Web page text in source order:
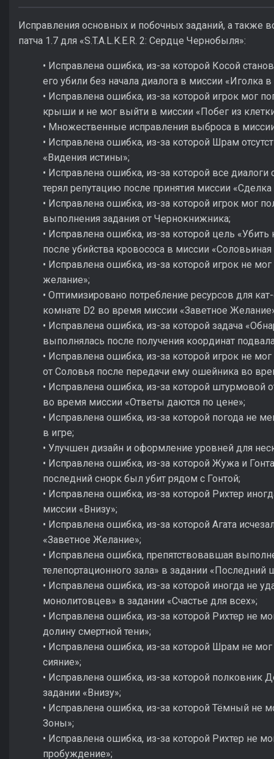
Исправления основных и побочных заданий, а также
патча 1.7 для «S.T.A.L.K.E.R. 2: Сердце Чернобыля»:
• Исправлена ошибка, из-за которой Косой
его убили без начала диалога в миссии «Иголка в
• Исправлена ошибка, из-за которой игрок мог
крыши и не мог выйти в миссии «Побег из
• Множественные исправления выброса в
• Исправлена ошибка, из-за которой Шрам
«Видения истины»;
• Исправлена ошибка, из-за которой все
терял репутацию после принятия миссии
• Исправлена ошибка, из-за которой игрок мог
выполнения задания от Чернокнижника;
• Исправлена ошибка, из-за которой цель «Убить
после убийства кровососа в миссии «Соловьиная
• Исправлена ошибка, из-за которой игрок не
желание»;
• Оптимизировано потребление ресурсов для
комнате D2 во время миссии «Заветное
• Исправлена ошибка, из-за которой задача
выполнялась после получения координат
• Исправлена ошибка, из-за которой игрок не
от Соловья после передачи ему ошейника во
• Исправлена ошибка, из-за которой штурмовой
во время миссии «Ответы даются по цене»;
• Исправлена ошибка, из-за которой погода не
в игре;
• Улучшен дизайн и оформление уровней для
• Исправлена ошибка, из-за которой Жужа и
последний снорк был убит рядом с Гонтой;
• Исправлена ошибка, из-за которой Рихтер
миссии «Внизу»;
• Исправлена ошибка, из-за которой Агата
«Заветное Желание»;
• Исправлена ошибка, препятствовавшая
телепортационного зала» в задании «Последний
• Исправлена ошибка, из-за которой иногда не
монолитовцев» в задании «Счастье для всех»;
• Исправлена ошибка, из-за которой Рихтер не
долину смертной тени»;
• Исправлена ошибка, из-за которой Шрам не мог
сияние»;
• Исправлена ошибка, из-за которой полковник
задании «Внизу»;
• Исправлена ошибка, из-за которой Тёмный не
Зоны»;
• Исправлена ошибка, из-за которой Рихтер не
пробуждение»;